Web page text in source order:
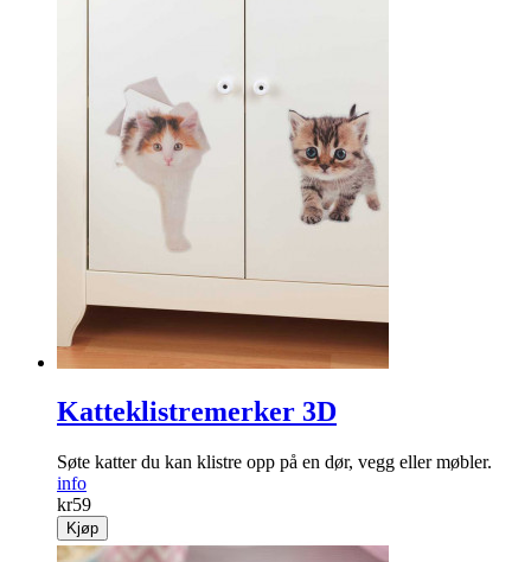
Ta vare på klærne!
Garderobeposer og kasser i bomull og lin stenger ute støv og
skitt samtidig som de puster!
kr